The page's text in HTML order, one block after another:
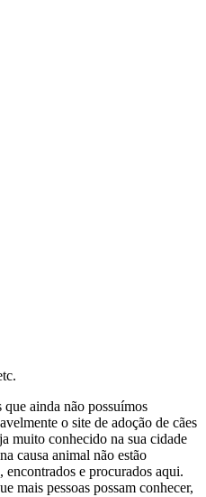
ainda não possuímos
o site de adoção de cães
muito conhecido na sua cidade
causa animal não estão
e procurados aqui.
mais pessoas possam conhecer,